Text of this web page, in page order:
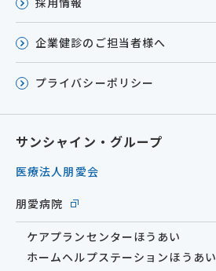
企業健診のご担当者様へ
プライバシーポリシー
サンシャイン・グループ
医療法人朋愛会
朋愛病院
ケアプランセンターほうあい
ホームヘルプステーションほうあい